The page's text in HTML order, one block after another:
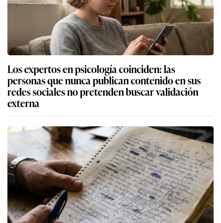
Los expertos en psicología coinciden: las
personas que nunca publican contenido en sus
redes sociales no pretenden buscar validación
externa